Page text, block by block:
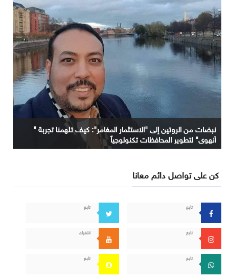
نبضات من الروتين إلى "الاستثمار المغامر": كيف تلهمنا تجربة "
آنهوي" لتطوير المحافظات تكنولوجياً
كن على تواصل دائم معانا
تابع تابع
تابع اشترك
تابع تابع